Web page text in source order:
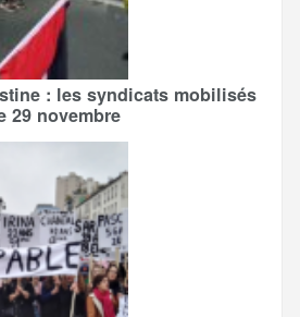
: les syndicats mobilisés
29 novembre